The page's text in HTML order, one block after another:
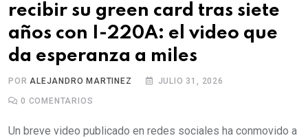
recibir su green card tras siete
años con I-220A: el video que
da esperanza a miles
PORALEJANDRO MARTINEZ JULIO 31, 2026
0 COMENTARIOS
Un breve video publicado en redes sociales ha conmovido a